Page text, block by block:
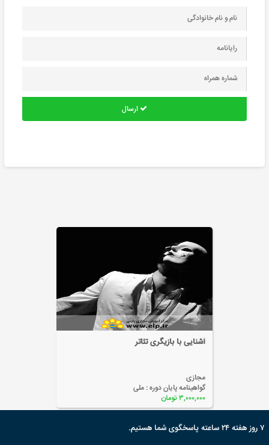
ارسال
آشنایی با بازیگری تئاتر
مجازی
گواهینامه پایان دوره : ملی
۳,۰۰۰,۰۰۰ تومان
۷ روز هفته ۲۴ ساعته پاسخگوی شما هستیم.